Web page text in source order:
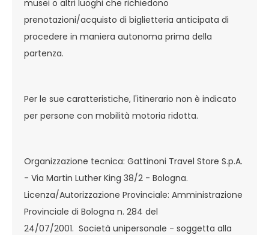
musei o altri luoghi che richiedono
prenotazioni/acquisto di biglietteria anticipata di
procedere in maniera autonoma prima della
partenza.
Per le sue caratteristiche, l'itinerario non è indicato
per persone con mobilità motoria ridotta.
Organizzazione tecnica: Gattinoni Travel Store S.p.A.
- Via Martin Luther King 38/2 - Bologna.
Licenza/Autorizzazione Provinciale: Amministrazione
Provinciale di Bologna n. 284 del
24/07/2001. Società unipersonale - soggetta alla